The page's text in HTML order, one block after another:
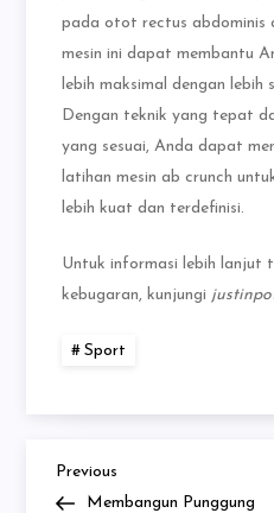
pada otot rectus abdominis
mesin ini dapat membantu
lebih maksimal dengan lebih
Dengan teknik yang tepat
yang sesuai, Anda dapat
latihan mesin ab crunch
lebih kuat dan terdefinisi.
Untuk informasi lebih lanjut
kebugaran, kunjungi
Sport
Navigasi
Previous
Post
Previous
Membangun Punggung